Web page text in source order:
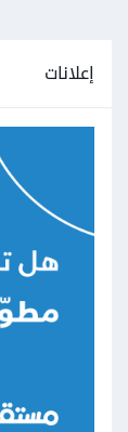
إعلانات